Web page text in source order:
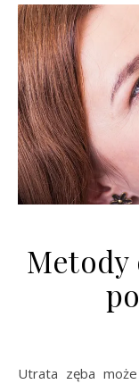
Metody
Utrata zęba może być traumatycznym doświadczeniem.